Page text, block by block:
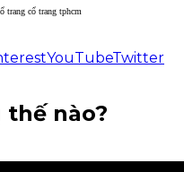
trang cổ trang tphcm
YouTubeTwitter
thế nào?